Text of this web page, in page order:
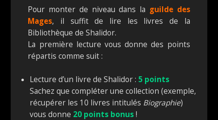
Pour monter de niveau dans la guilde des
Mages, il suffit de lire les livres de la
Bibliothèque de Shalidor.
La première lecture vous donne des points
répartis comme suit :
Lecture d’un livre de Shalidor : 5 points
Sachez que compléter une collection (exemple,
récupérer les 10 livres intitulés Biographie)
vous donne 20 points bonus!